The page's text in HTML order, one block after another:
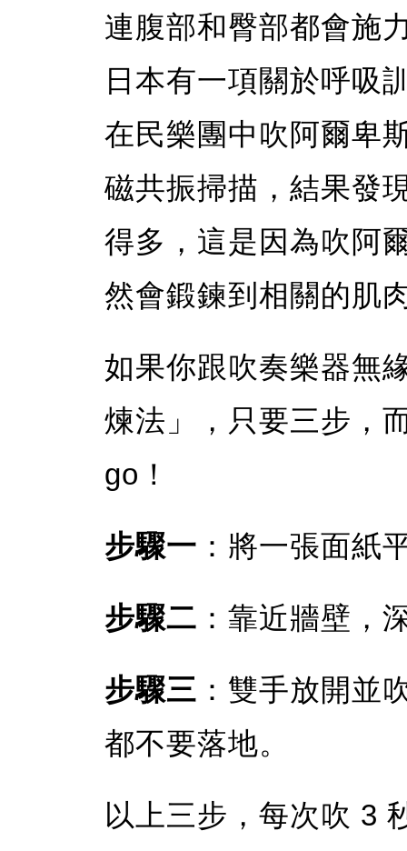
連腹部和臀部都會施
日本有一項關於呼吸
在民樂團中吹阿爾卑
磁共振掃描，結果發
得多，這是因為吹阿
然會鍛鍊到相關的肌
如果你跟吹奏樂器無
煉法」，只要三步，
go！
步驟一 ：將一張面紙
步驟二 ：靠近牆壁，
步驟三 ：雙手放開並
都不要落地。
以上三步，每次吹 3